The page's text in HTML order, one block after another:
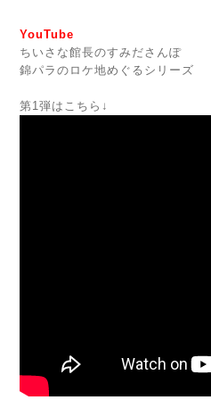
YouTube
ちいさな館長のすみださんぽ
錦パラのロケ地めぐるシリーズ
第1弾はこちら↓